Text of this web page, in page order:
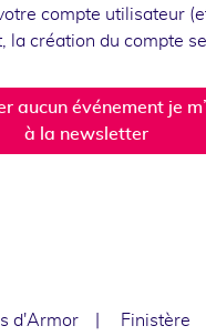
compte utilisateur
la création du compte
aucun événement je
à la newsletter
d'Armor
Finistère